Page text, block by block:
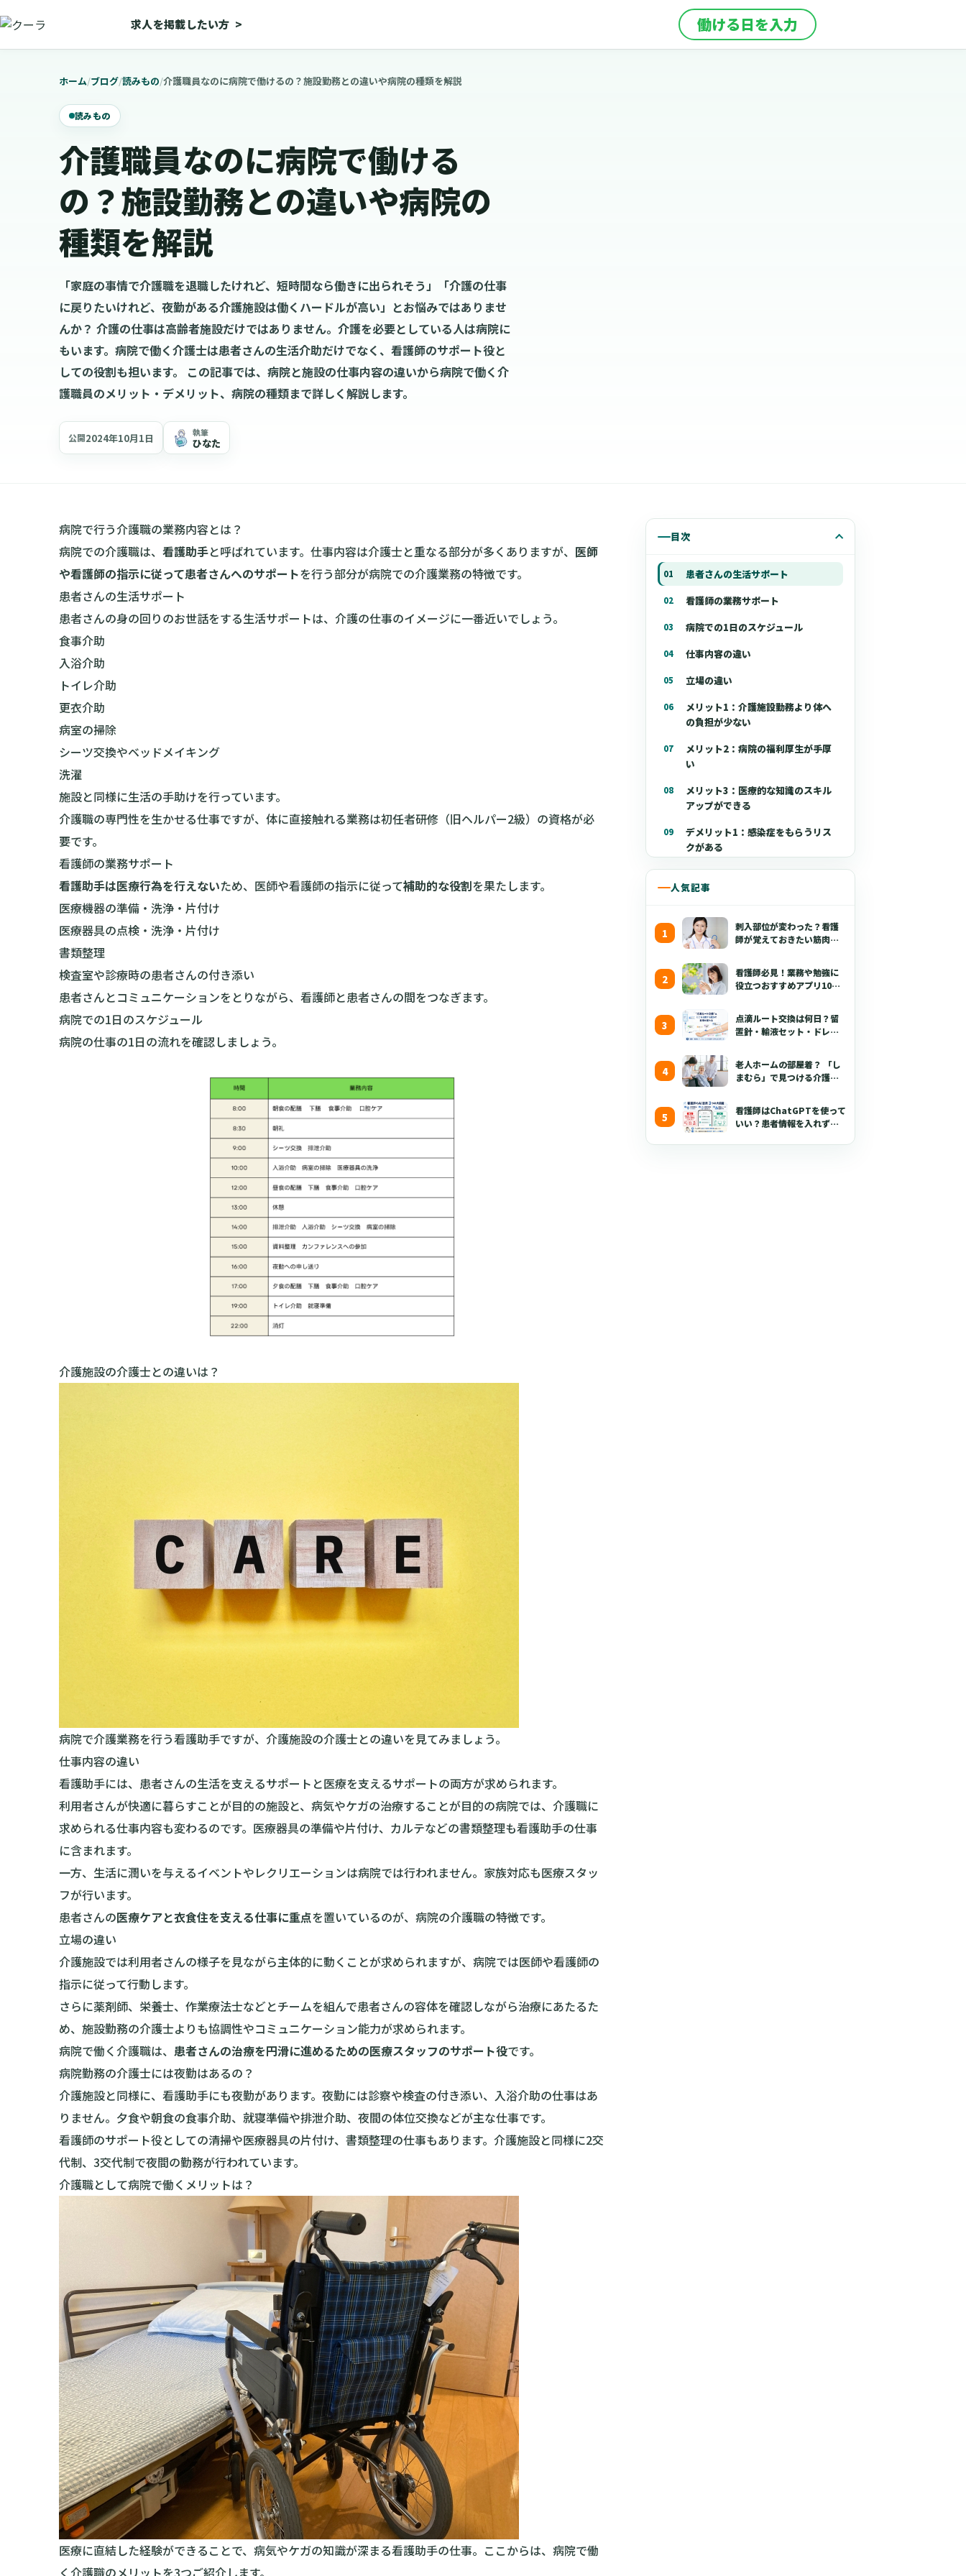
求人を掲載したい方 > 働ける日を入力
ホーム/ブログ/読みもの/介護職員なのに病院で働けるの？施設勤務との違いや病院の種類を解説
読みもの
介護職員なのに病院で働ける
の？施設勤務との違いや病院の
種類を解説
「家庭の事情で介護職を退職したけれど、短時間なら働きに出られそう」「介護の仕事
に戻りたいけれど、夜勤がある介護施設は働くハードルが高い」とお悩みではありませ
んか？ 介護の仕事は高齢者施設だけではありません。介護を必要としている人は病院に
もいます。病院で働く介護士は患者さんの生活介助だけでなく、看護師のサポート役と
しての役割も担います。 この記事では、病院と施設の仕事内容の違いから病院で働く介
護職員のメリット・デメリット、病院の種類まで詳しく解説します。
公開2024年10月1日 執筆
ひなた
目次
患者さんの生活サポート
看護師の業務サポート
病院での1日のスケジュール
仕事内容の違い
立場の違い
メリット1：介護施設勤務より体へ
の負担が少ない
メリット2：病院の福利厚生が手厚
い
メリット3：医療的な知識のスキル
アップができる
デメリット1：感染症をもらうリス
クがある
デメリット2：医師や看護師の指示
で動く
デメリット3：介護士としてのスキ
ルアップがしにくい
回復期のリハビリテーション病棟
慢性期の療養病棟
人気記事
刺入部位が変わった？看護
師が覚えておきたい筋肉注
看護師必見！業務や勉強に
役立つおすすめアプリ10選
点滴ルート交換は何日？留
置針・輸液セット・ドレッ
【2026年版】
老人ホームの部屋着？ 「し
まむら」で見つける介護職
看護師はChatGPTを使って
いい？患者情報を入れずに
病院で行う介護職の業務内容とは？
病院での介護職は、 看護助手と呼ばれています。仕事内容は介護士と重なる部分が多くありますが、 医師
や看護師の指示に従って患者さんへのサポートを行う部分が病院での介護業務の特徴です。
患者さんの生活サポート
患者さんの身の回りのお世話をする生活サポートは、介護の仕事のイメージに一番近いでしょう。
食事介助
入浴介助
トイレ介助
更衣介助
病室の掃除
シーツ交換やベッドメイキング
洗濯
施設と同様に生活の手助けを行っています。
介護職の専門性を生かせる仕事ですが、体に直接触れる業務は初任者研修（旧ヘルパー2級）の資格が必
要です。
看護師の業務サポート
看護助手は医療行為を行えないため、医師や看護師の指示に従って補助的な役割を果たします。
医療機器の準備・洗浄・片付け
医療器具の点検・洗浄・片付け
書類整理
検査室や診療時の患者さんの付き添い
患者さんとコミュニケーションをとりながら、看護師と患者さんの間をつなぎます。
病院での1日のスケジュール
病院の仕事の1日の流れを確認しましょう。
介護施設の介護士との違いは？
病院で介護業務を行う看護助手ですが、介護施設の介護士との違いを見てみましょう。
仕事内容の違い
看護助手には、患者さんの生活を支えるサポートと医療を支えるサポートの両方が求められます。
利用者さんが快適に暮らすことが目的の施設と、病気やケガの治療することが目的の病院では、介護職に
求められる仕事内容も変わるのです。医療器具の準備や片付け、カルテなどの書類整理も看護助手の仕事
に含まれます。
一方、生活に潤いを与えるイベントやレクリエーションは病院では行われません。家族対応も医療スタッ
フが行います。
患者さんの医療ケアと衣食住を支える仕事に重点を置いているのが、病院の介護職の特徴です。
立場の違い
介護施設では利用者さんの様子を見ながら主体的に動くことが求められますが、病院では医師や看護師の
指示に従って行動します。
さらに薬剤師、栄養士、作業療法士などとチームを組んで患者さんの容体を確認しながら治療にあたるた
め、施設勤務の介護士よりも協調性やコミュニケーション能力が求められます。
病院で働く介護職は、 患者さんの治療を円滑に進めるための医療スタッフのサポート役です。
病院勤務の介護士には夜勤はあるの？
介護施設と同様に、看護助手にも夜勤があります。夜勤には診察や検査の付き添い、入浴介助の仕事はあ
りません。夕食や朝食の食事介助、就寝準備や排泄介助、夜間の体位交換などが主な仕事です。
看護師のサポート役としての清掃や医療器具の片付け、書類整理の仕事もあります。介護施設と同様に2交
代制、3交代制で夜間の勤務が行われています。
介護職として病院で働くメリットは？
医療に直結した経験ができることで、病気やケガの知識が深まる看護助手の仕事。ここからは、病院で働
く介護職のメリットを3つご紹介します。